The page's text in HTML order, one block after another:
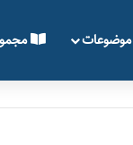
موضوعات